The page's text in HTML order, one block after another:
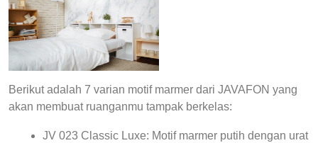
Berikut adalah 7 varian motif marmer dari JAVAFON yang
akan membuat ruanganmu tampak berkelas:
JV 023 Classic Luxe: Motif marmer putih dengan urat